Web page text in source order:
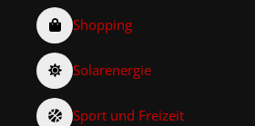
Shopping
Solarenergie
Sport und Freizeit